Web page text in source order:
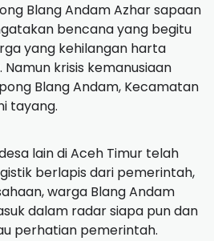
Blang Andam Azhar sapaan
bencana yang begitu
yang kehilangan harta
krisis kemanusiaan
Blang Andam, Kecamatan
tayang.
lain di Aceh Timur telah
berlapis dari pemerintah,
warga Blang Andam
dalam radar siapa pun dan
perhatian pemerintah.